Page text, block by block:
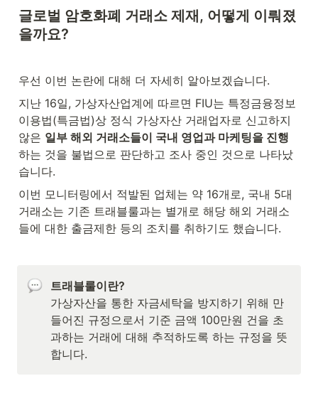
글로벌 암호화폐 거래소 제재, 어떻게 이뤄졌
을까요?
우선 이번 논란에 대해 더 자세히 알아보겠습니다.
지난 16일, 가상자산업계에 따르면 FIU는 특정금융정보
이용법(특금법)상 정식 가상자산 거래업자로 신고하지
않은 일부 해외 거래소들이 국내 영업과 마케팅을 진행
하는 것을 불법으로 판단하고 조사 중인 것으로 나타났
습니다.
이번 모니터링에서 적발된 업체는 약 16개로, 국내 5대
거래소는 기존 트래블룰과는 별개로 해당 해외 거래소
들에 대한 출금제한 등의 조치를 취하기도 했습니다.
트래블룰이란?
가상자산을 통한 자금세탁을 방지하기 위해 만
들어진 규정으로서 기준 금액 100만원 건을 초
과하는 거래에 대해 추적하도록 하는 규정을 뜻
합니다.